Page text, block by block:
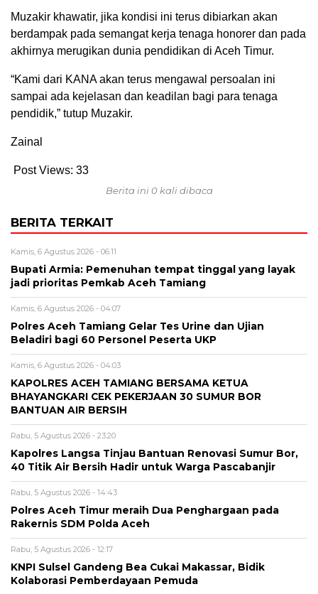
Muzakir khawatir, jika kondisi ini terus dibiarkan akan
berdampak pada semangat kerja tenaga honorer dan pada
akhirnya merugikan dunia pendidikan di Aceh Timur.
“Kami dari KANA akan terus mengawal persoalan ini
sampai ada kejelasan dan keadilan bagi para tenaga
pendidik,” tutup Muzakir.
Zainal
Post Views: 33
Berita ini 0 kali dibaca
BERITA TERKAIT
Kamis, 6 Agustus 2026 - 06:11
Bupati Armia: Pemenuhan tempat tinggal yang layak
jadi prioritas Pemkab Aceh Tamiang
Kamis, 6 Agustus 2026 - 04:07
Polres Aceh Tamiang Gelar Tes Urine dan Ujian
Beladiri bagi 60 Personel Peserta UKP
Kamis, 6 Agustus 2026 - 04:03
KAPOLRES ACEH TAMIANG BERSAMA KETUA
BHAYANGKARI CEK PEKERJAAN 30 SUMUR BOR
BANTUAN AIR BERSIH
Rabu, 5 Agustus 2026 - 23:20
Kapolres Langsa Tinjau Bantuan Renovasi Sumur Bor,
40 Titik Air Bersih Hadir untuk Warga Pascabanjir
Rabu, 5 Agustus 2026 - 14:43
Polres Aceh Timur meraih Dua Penghargaan pada
Rakernis SDM Polda Aceh
Rabu, 5 Agustus 2026 - 12:17
KNPI Sulsel Gandeng Bea Cukai Makassar, Bidik
Kolaborasi Pemberdayaan Pemuda